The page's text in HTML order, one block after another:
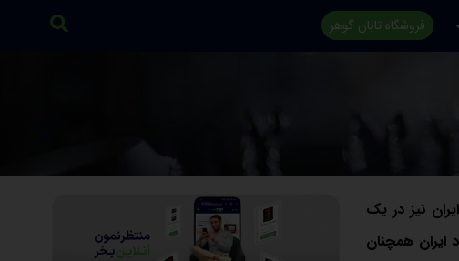
فروشگاه تابان گوهر
ایران نیز در یک
ایران همچنان